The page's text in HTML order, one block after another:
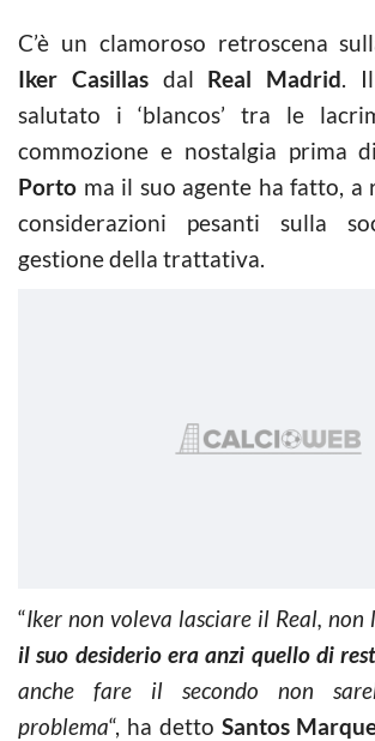
C’è un clamoroso retroscena
Iker Casillasdal Real Madrid.
salutato i ‘blancos’ tra le
commozione e nostalgia prima
Porto ma il suo agente ha fatto, a
considerazioni pesanti sulla
gestione della trattativa.
“Iker non voleva lasciare il Real, non
il suo desiderio era anzi quello di
anche fare il secondo non
problema“, ha detto Santos